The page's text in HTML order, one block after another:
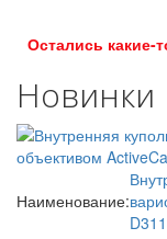
Остались какие-
Новинки
Наименование: